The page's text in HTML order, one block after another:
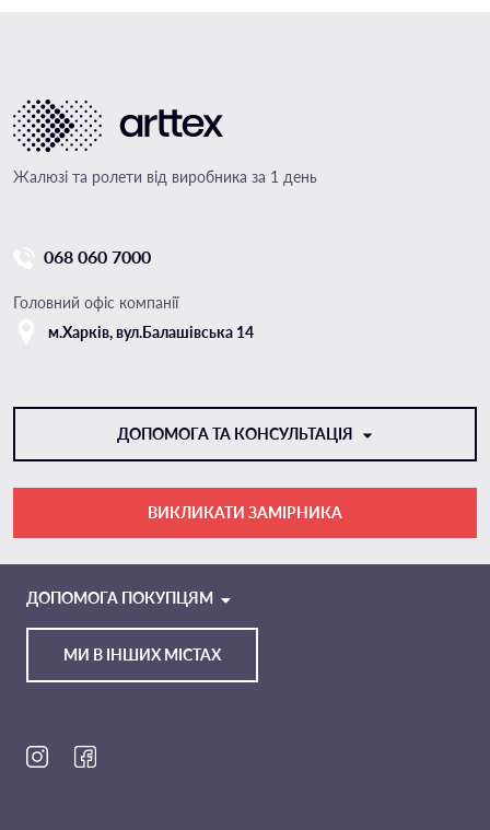
Жалюзі та ролети від виробника за 1 день
068 060 7000
Головний офіс компанії
м.Харкiв, вул.Балашівська 14
ДОПОМОГА ТА КОНСУЛЬТАЦІЯ
TELEGRAM
ВИКЛИКАТИ ЗАМІРНИКА
МИ В ІНШИХ МІСТАХ
ДОПОМОГА ПОКУПЦЯМ